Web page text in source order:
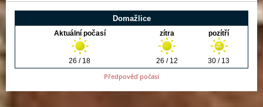
Předpověď počasí